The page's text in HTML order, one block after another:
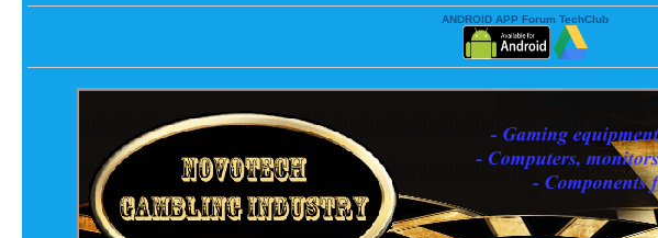
ANDROID APP Forum TechClub